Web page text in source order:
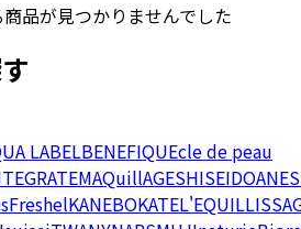
品が見つかりませんでした
LABELBENEFIQUEcle de peau
MAQuillAGESHISEIDO
FreshelKANEBOKATEL'EQUIL